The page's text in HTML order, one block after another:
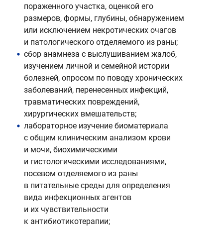
пораженного участка, оценкой его
размеров, формы, глубины, обнаружением
или исключением некротических очагов
и патологического отделяемого из раны;
сбор анамнеза с выслушиванием жалоб,
изучением личной и семейной истории
болезней, опросом по поводу хронических
заболеваний, перенесенных инфекций,
травматических повреждений,
хирургических вмешательств;
лабораторное изучение биоматериала
с общим клиническим анализом крови
и мочи, биохимическими
и гистологическими исследованиями,
посевом отделяемого из раны
в питательные среды для определения
вида инфекционных агентов
и их чувствительности
к антибиотикотерапии;